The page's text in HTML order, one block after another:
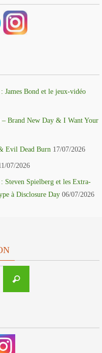
James Bond et le jeux-vidéo
– Brand New Day & I Want Your
Evil Dead Burn 17/07/2026
07/2026
Steven Spielberg et les Extra-
à Disclosure Day 06/07/2026
Recherche